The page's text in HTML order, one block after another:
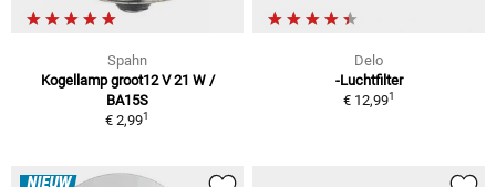
Spahn
Kogellamp groot12 V 21 W /
BA15S
€ 2,991
Delo
-Luchtfilter
€ 12,991
NIEUW